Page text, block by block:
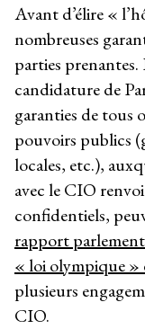
Avant d’élire «
nombreuses
parties prenantes.
candidature de
garanties de tous
pouvoirs publics
locales, etc.),
avec le CIO
confidentiels,
rapport
« loi olympique »
plusieurs
CIO.